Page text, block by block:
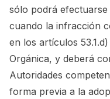
sólo podrá
cuando la infracción
en los artículos
Orgánica, y deberá
Autoridades
forma previa a la